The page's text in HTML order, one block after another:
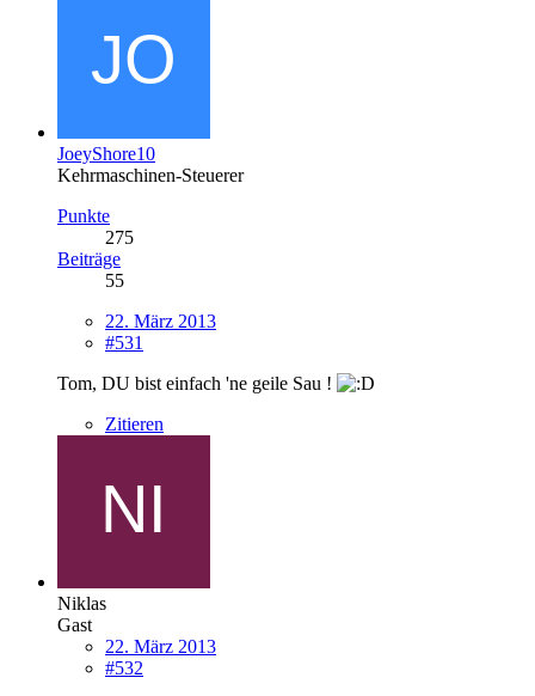
JoeyShore10
Kehrmaschinen-Steuerer
Punkte
275
Beiträge
55
22. März 2013
#531
Tom, DU bist einfach 'ne geile Sau !
Zitieren
Niklas
Gast
22. März 2013
#532